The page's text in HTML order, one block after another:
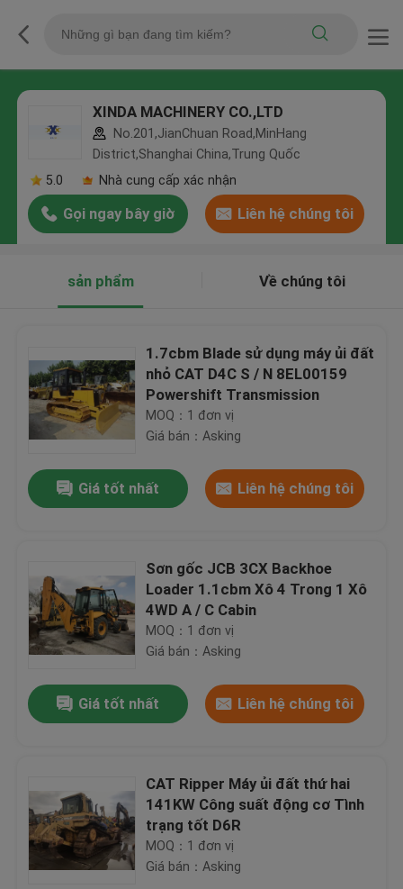
XINDA MACHINERY CO.,LTD
No.201,JianChuan Road,MinHang
District,Shanghai China,Trung Quốc
5.0
Nhà cung cấp xác nhận
Gọi ngay bây giờ Liên hệ chúng tôi
sản phẩm Về chúng tôi
1.7cbm Blade sử dụng máy ủi đất
nhỏ CAT D4C S / N 8EL00159
Powershift Transmission
MOQ：1 đơn vị
Giá bán：Asking
Giá tốt nhất Liên hệ chúng tôi
Sơn gốc JCB 3CX Backhoe
Loader 1.1cbm Xô 4 Trong 1 Xô
4WD A / C Cabin
MOQ：1 đơn vị
Giá bán：Asking
Giá tốt nhất Liên hệ chúng tôi
CAT Ripper Máy ủi đất thứ hai
141KW Công suất động cơ Tình
trạng tốt D6R
MOQ：1 đơn vị
Giá bán：Asking